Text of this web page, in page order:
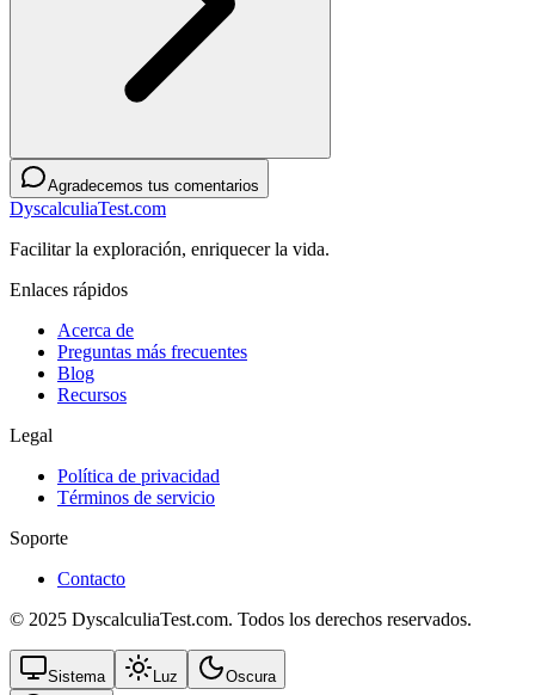
Agradecemos tus comentarios
DyscalculiaTest.com
Facilitar la exploración, enriquecer la vida.
Enlaces rápidos
Acerca de
Preguntas más frecuentes
Blog
Recursos
Legal
Política de privacidad
Términos de servicio
Soporte
Contacto
© 2025 DyscalculiaTest.com. Todos los derechos reservados.
Sistema Luz Oscura